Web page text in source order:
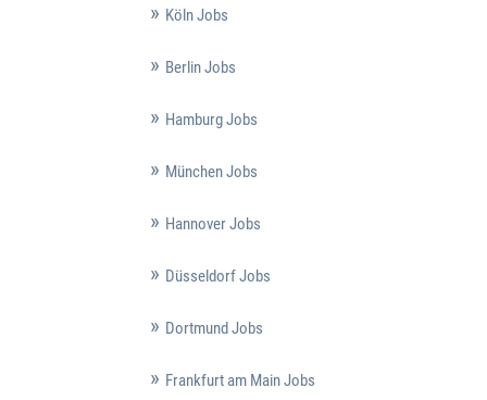
Köln Jobs
Berlin Jobs
Hamburg Jobs
München Jobs
Hannover Jobs
Düsseldorf Jobs
Dortmund Jobs
Frankfurt am Main Jobs